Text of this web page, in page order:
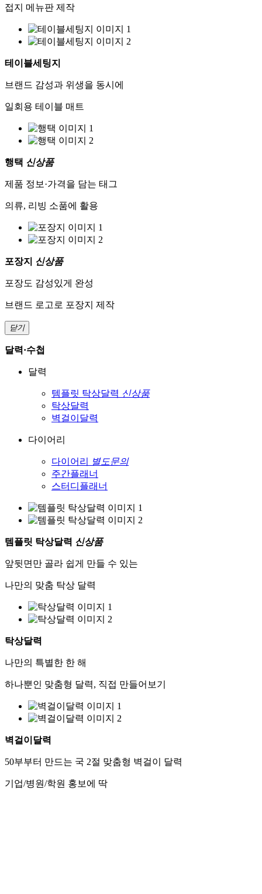
접지 메뉴판 제작
테이블세팅지
브랜드 감성과 위생을 동시에
일회용 테이블 매트
행택 신상품
제품 정보·가격을 담는 태그
의류, 리빙 소품에 활용
포장지 신상품
포장도 감성있게 완성
브랜드 로고로 포장지 제작
닫기
달력·수첩
달력
템플릿 탁상달력 신상품
탁상달력
벽걸이달력
다이어리
다이어리
별도문의
주간플래너
스터디플래너
템플릿 탁상달력 신상품
앞뒷면만 골라 쉽게 만들 수 있는
나만의 맞춤 탁상 달력
탁상달력
나만의 특별한 한 해
하나뿐인 맞춤형 달력, 직접 만들어보기
벽걸이달력
50부부터 만드는 국 2절 맞춤형 벽걸이 달력
기업/병원/학원 홍보에 딱